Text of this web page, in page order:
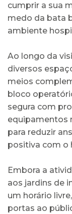
cumprir a sua
medo da bata
ambiente
Ao longo da
diversos
meios
bloco
segura com
equipamentos
para reduzir
positiva com o
Embora a
aos jardins de
um horário
portas ao